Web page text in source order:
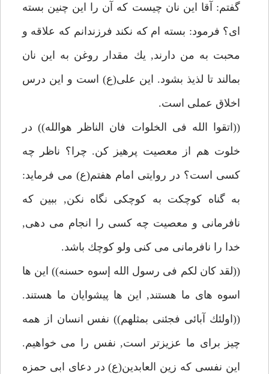
گفتم: آقا اين نان چيست كه آن را اين چنين بسته
اى؟ فرمود: بسته ام كه نكند فرزندانم كه علاقه و
محبت به من دارند, يك مقدار روغن به اين نان
بمالند تا لذيذ بشود. اين على(ع) است و اين درس
اخلاق عملى است.
((اتقوا الله فى الخلوات فان الناظر هوالله)) در
خلوت هم از معصيت پرهيز كن. چرا؟ ناظر چه
كسى است؟ در روايتى امام هفتم(ع) مى فرمايد:
به گناه كوچكت به كوچكى نگاه نكن, ببين كه
نافرمانى و معصيت چه كسى را انجام مى دهى,
خدا را نافرمانى مى كنى ولو كوچك باشد.
((لقد كان لكم فى رسول الله إسوه حسنه)) اين ها
اسوه هاى ما هستند, اين ها پيشوايان ما هستند.
((اولئك آبائى فجئنى بمثلهم)) نفس انسان از همه
چيز براى ما عزيزتر است, نفس را مى خواهيم.
اين نفسى كه زين العابدين(ع) در دعاى ابى حمزه